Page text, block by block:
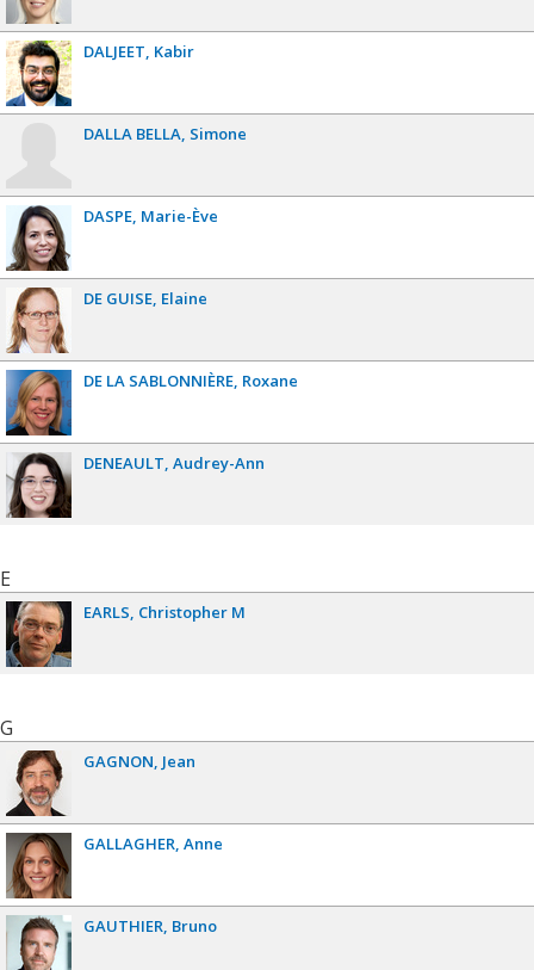
DALJEET Kabir
DALLA BELLA Simone
DASPE Marie-Ève
DE GUISE Elaine
DE LA SABLONNIÈRE Roxane
DENEAULT Audrey-Ann
E
EARLS Christopher M
G
GAGNON Jean
GALLAGHER Anne
GAUTHIER Bruno